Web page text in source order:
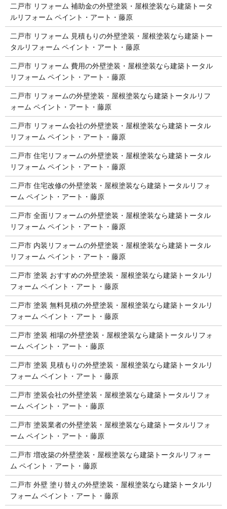
二戸市 リフォーム 補助金の外壁塗装・屋根塗装なら建築トータ
ルリフォーム ペイント・アート・藤原
二戸市 リフォーム 見積もりの外壁塗装・屋根塗装なら建築トー
タルリフォーム ペイント・アート・藤原
二戸市 リフォーム 費用の外壁塗装・屋根塗装なら建築トータル
リフォーム ペイント・アート・藤原
二戸市 リフォームの外壁塗装・屋根塗装なら建築トータルリフ
ォーム ペイント・アート・藤原
二戸市 リフォーム会社の外壁塗装・屋根塗装なら建築トータル
リフォーム ペイント・アート・藤原
二戸市 住宅リフォームの外壁塗装・屋根塗装なら建築トータル
リフォーム ペイント・アート・藤原
二戸市 住宅改修の外壁塗装・屋根塗装なら建築トータルリフォ
ーム ペイント・アート・藤原
二戸市 全面リフォームの外壁塗装・屋根塗装なら建築トータル
リフォーム ペイント・アート・藤原
二戸市 内装リフォームの外壁塗装・屋根塗装なら建築トータル
リフォーム ペイント・アート・藤原
二戸市 塗装 おすすめの外壁塗装・屋根塗装なら建築トータルリ
フォーム ペイント・アート・藤原
二戸市 塗装 無料見積の外壁塗装・屋根塗装なら建築トータルリ
フォーム ペイント・アート・藤原
二戸市 塗装 相場の外壁塗装・屋根塗装なら建築トータルリフォ
ーム ペイント・アート・藤原
二戸市 塗装 見積もりの外壁塗装・屋根塗装なら建築トータルリ
フォーム ペイント・アート・藤原
二戸市 塗装会社の外壁塗装・屋根塗装なら建築トータルリフォ
ーム ペイント・アート・藤原
二戸市 塗装業者の外壁塗装・屋根塗装なら建築トータルリフォ
ーム ペイント・アート・藤原
二戸市 増改築の外壁塗装・屋根塗装なら建築トータルリフォー
ム ペイント・アート・藤原
二戸市 外壁 塗り替えの外壁塗装・屋根塗装なら建築トータルリ
フォーム ペイント・アート・藤原